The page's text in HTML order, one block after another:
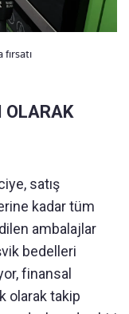
OLARAK
satış
kadar tüm
ambalajlar
bedelleri
finansal
olarak takip